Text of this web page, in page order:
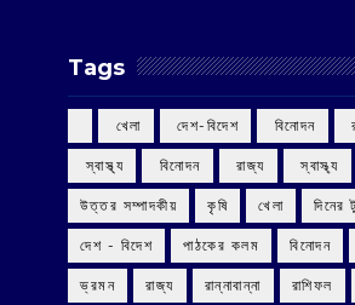
Tags
‌ খেলা ‌ দেশ-বিদেশ ‌ বিনোদন
‌ স্বাস্থ্য ‌ বিনোদন ‌ রাজ্য ‌ স্বাস্থ্য
উত্তর সম্পাদকীয় কৃষি খেলা দিনের
দেশ - বিদেশ পাঠকের কলম বিনোদন
ভ্রমন রাজ্য রান্নাবান্না রাশিফল